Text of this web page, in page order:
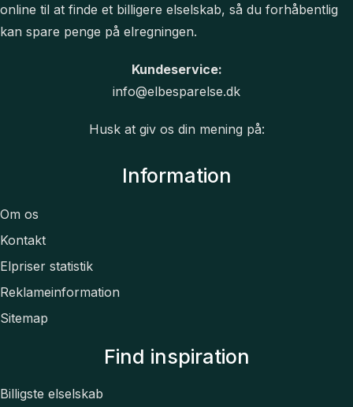
online til at finde et billigere elselskab, så du forhåbentlig
kan spare penge på elregningen.
Kundeservice:
info@elbesparelse.dk
Husk at giv os din mening på:
Information
Om os
Kontakt
Elpriser statistik
Reklameinformation
Sitemap
Find inspiration
Billigste elselskab